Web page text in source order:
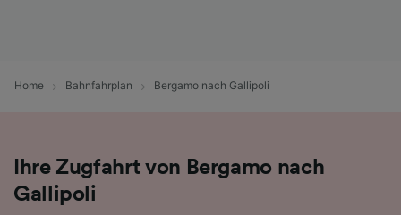
Home Bahnfahrplan Bergamo nach Gallipoli
Ihre Zugfahrt von Bergamo nach
Gallipoli
Endgeräteeigenschaften zur Identifikation
aktiv abfragen. Speichern von oder Zugriff auf
Inhalten, Zielgruppenforschung sowie
Entwicklung und Verbesserung von
Angeboten.